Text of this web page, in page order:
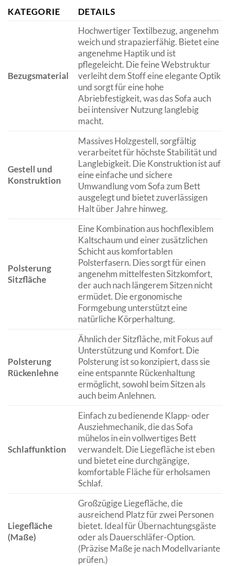
KATEGORIE DETAILS
Bezugsmaterial
Hochwertiger Textilbezug, angenehm
weich und strapazierfähig. Bietet eine
angenehme Haptik und ist
pflegeleicht. Die feine Webstruktur
verleiht dem Stoff eine elegante Optik
und sorgt für eine hohe
Abriebfestigkeit, was das Sofa auch
bei intensiver Nutzung langlebig
macht.
Gestell und
Konstruktion
Massives Holzgestell, sorgfältig
verarbeitet für höchste Stabilität und
Langlebigkeit. Die Konstruktion ist auf
eine einfache und sichere
Umwandlung vom Sofa zum Bett
ausgelegt und bietet zuverlässigen
Halt über Jahre hinweg.
Polsterung
Sitzfläche
Eine Kombination aus hochflexiblem
Kaltschaum und einer zusätzlichen
Schicht aus komfortablen
Polsterfasern. Dies sorgt für einen
angenehm mittelfesten Sitzkomfort,
der auch nach längerem Sitzen nicht
ermüdet. Die ergonomische
Formgebung unterstützt eine
natürliche Körperhaltung.
Polsterung
Rückenlehne
Ähnlich der Sitzfläche, mit Fokus auf
Unterstützung und Komfort. Die
Polsterung ist so konzipiert, dass sie
eine entspannte Rückenhaltung
ermöglicht, sowohl beim Sitzen als
auch beim Anlehnen.
Schlaffunktion
Einfach zu bedienende Klapp- oder
Ausziehmechanik, die das Sofa
mühelos in ein vollwertiges Bett
verwandelt. Die Liegefläche ist eben
und bietet eine durchgängige,
komfortable Fläche für erholsamen
Schlaf.
Liegefläche
(Maße)
Großzügige Liegefläche, die
ausreichend Platz für zwei Personen
bietet. Ideal für Übernachtungsgäste
oder als Dauerschläfer-Option.
(Präzise Maße je nach Modellvariante
prüfen.)